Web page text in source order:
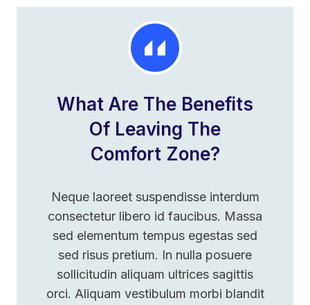
What Are The Benefits
Of Leaving The
Comfort Zone?
Neque laoreet suspendisse interdum
consectetur libero id faucibus. Massa
sed elementum tempus egestas sed
sed risus pretium. In nulla posuere
sollicitudin aliquam ultrices sagittis
orci. Aliquam vestibulum morbi blandit